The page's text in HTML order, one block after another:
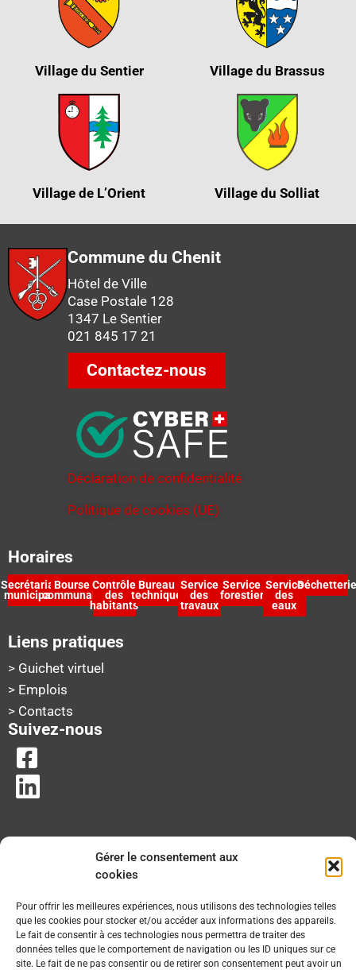
Gérer le consentement aux
cookies
Pour offrir les meilleures expériences, nous utilisons des technologies telles
que les cookies pour stocker et/ou accéder aux informations des appareils.
Le fait de consentir à ces technologies nous permettra de traiter des
données telles que le comportement de navigation ou les ID uniques sur ce
site. Le fait de ne pas consentir ou de retirer son consentement peut avoir un
Village du Sentier Village du Brassus
Village de L’Orient Village du Solliat
Commune du Chenit
Hôtel de Ville
Case Postale 128
1347 Le Sentier
021 845 17 21
Contactez-nous
Déclaration de confidentialité
Politique de cookies (UE)
Horaires
Secrétariat
municipal
Bourse
communale
Contrôle
des
habitants
Bureau
technique
Service
des
travaux
Service
forestier
Service
des
eaux
Déchetterie
Liens pratiques
> Guichet virtuel
> Emplois
> Contacts
Suivez-nous